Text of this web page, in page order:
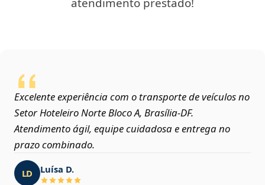
atendimento prestado!
Excelente experiência com o transporte de veículos no
Setor Hoteleiro Norte Bloco A, Brasília‑DF.
Atendimento ágil, equipe cuidadosa e entrega no
prazo combinado.
LD Luísa D.